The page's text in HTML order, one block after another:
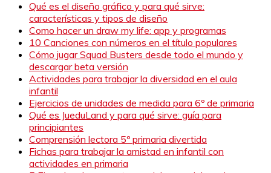
Qué es el diseño gráfico y para qué sirve:
características y tipos de diseño
Como hacer un draw my life: app y programas
10 Canciones con números en el título populares
Cómo jugar Squad Busters desde todo el mundo y
descargar beta versión
Actividades para trabajar la diversidad en el aula
infantil
Ejercicios de unidades de medida para 6º de primaria
Qué es JueduLand y para qué sirve: guía para
principiantes
Comprensión lectora 5º primaria divertida
Fichas para trabajar la amistad en infantil con
actividades en primaria